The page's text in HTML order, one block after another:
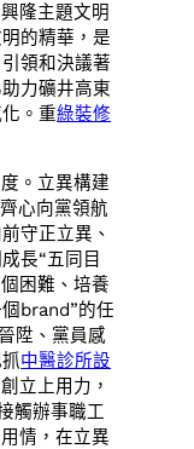
隆主題文明
的精華，是
領和決議著
力礦井高東
。重綠裝修
。立異構建
心向黨領航
守正立異、
長“五同目
困難、培養
brand”的任
陞、黨員感
中醫診所設
立上用力，
觸辦事職工
情，在立異